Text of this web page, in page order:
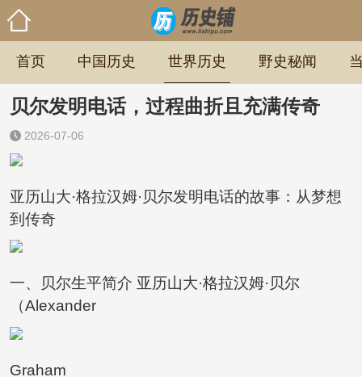
首页 中国历史 世界历史 野史秘闻
贝尔发明电话，过程曲折且充满传奇
2026-07-06
亚历山大·格拉汉姆·贝尔发明电话的故事：从梦想
到传奇
一、贝尔生平简介 亚历山大·格拉汉姆·贝尔
（Alexander
Graham